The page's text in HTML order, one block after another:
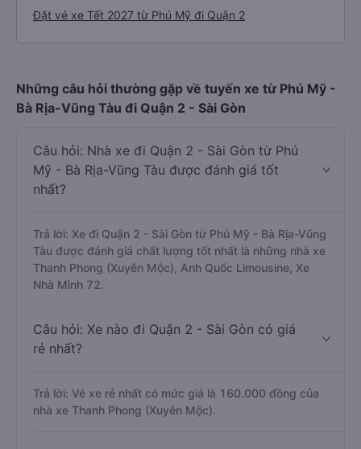
Đặt vé xe Tết 2027 từ Phú Mỹ đi Quận 2
Những câu hỏi thường gặp về tuyến xe từ Phú Mỹ -
Bà Rịa-Vũng Tàu đi Quận 2 - Sài Gòn
Câu hỏi: Nhà xe đi Quận 2 - Sài Gòn từ Phú
Mỹ - Bà Rịa-Vũng Tàu được đánh giá tốt
nhất?
Trả lời: Xe đi Quận 2 - Sài Gòn từ Phú Mỹ - Bà Rịa-Vũng
Tàu được đánh giá chất lượng tốt nhất là những nhà xe
Thanh Phong (Xuyên Mộc), Anh Quốc Limousine, Xe
Nhà Mình 72.
Câu hỏi: Xe nào đi Quận 2 - Sài Gòn có giá
rẻ nhất?
Trả lời: Vé xe rẻ nhất có mức giá là 160.000 đồng của
nhà xe Thanh Phong (Xuyên Mộc).